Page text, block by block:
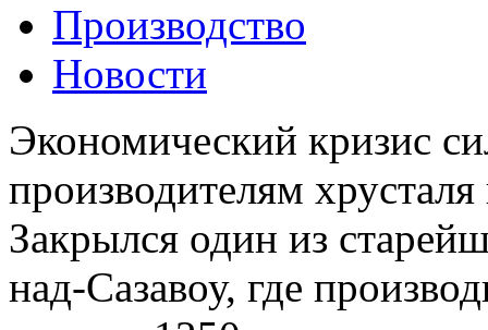
Производство
Новости
Экономический кризис
производителям
Закрылся один из
над-Сазавоу, где